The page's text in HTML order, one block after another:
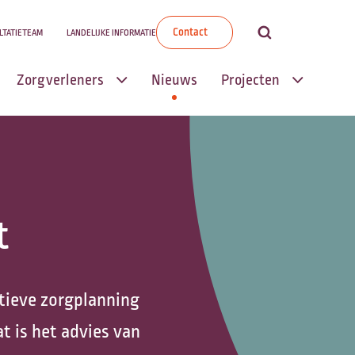
LANDELIJKE INFORMATIE Contact
Zorgverleners
Palliatieve
Thuiszorg (PaTz)
Nieuws Projecten
Mijn Zorgpad |
Wegwijzer
Palliatieve Zorg
zorgplanning
is het advies van